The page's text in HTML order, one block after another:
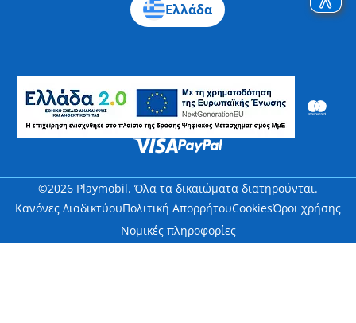
Ελλάδα
©2026 Playmobil. Όλα τα δικαιώματα διατηρούνται.
Κανόνες ΔιαδικτύουΠολιτική ΑπορρήτουCookiesΌροι χρήσης
Νομικές πληροφορίες